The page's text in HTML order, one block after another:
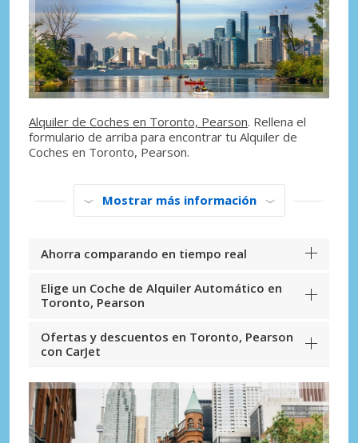
Alquiler de Coches en Toronto, Pearson. Rellena el
formulario de arriba para encontrar tu Alquiler de
Coches en Toronto, Pearson.
Mostrar más información
Ahorra comparando en tiempo real
Elige un Coche de Alquiler Automático en
Toronto, Pearson
Ofertas y descuentos en Toronto, Pearson
con CarJet